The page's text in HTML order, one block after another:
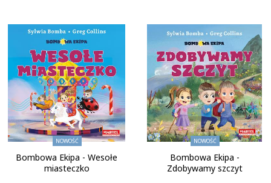
NOWOŚĆ
Bombowa Ekipa - Wesołe
miasteczko
NOWOŚĆ
Ilość stron: 28 stron
Oprawa: Twarda
Format: 210 x 210 mm
KOD CN: 4901 99 00
Bombowa Ekipa -
Zdobywamy szczyt